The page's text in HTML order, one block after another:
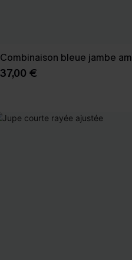
Combinaison bleue jambe
37,00 €